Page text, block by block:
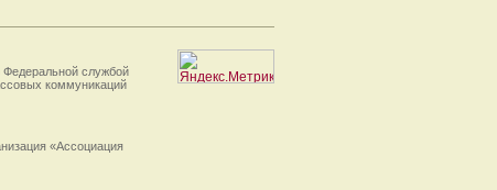
службой
коммуникаций
«Ассоциация